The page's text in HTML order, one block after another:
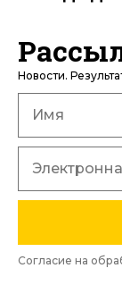
Новости.
Согласие на